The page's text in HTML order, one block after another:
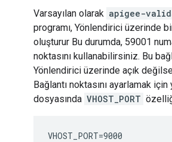
Varsayılan olarak apigee-
programı, Yönlendirici üzerinde
oluşturur Bu durumda, 59001
noktasını kullanabilirsiniz. Bu
Yönlendirici üzerinde açık
Bağlantı noktasını ayarlamak için
dosyasında VHOST_PORT
VHOST_PORT=9000